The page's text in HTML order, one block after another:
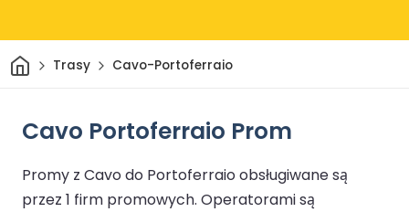
DomTrasy Cavo-Portoferraio
Cavo Portoferraio Prom
Promy z Cavo do Portoferraio obsługiwane są
przez 1 firm promowych. Operatorami są